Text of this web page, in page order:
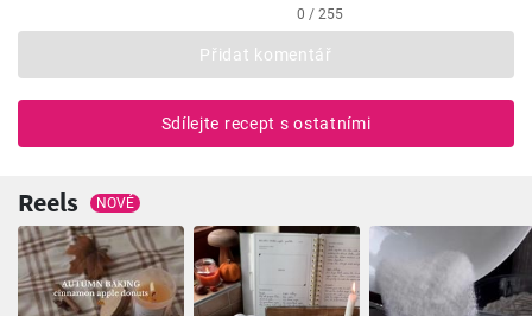
0 / 255
Přidat komentář
Sdílejte recept s ostatními
Reels NOVÉ